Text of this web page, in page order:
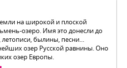
на широкой и плоской
озеро. Имя это донесли до
летописи, былины, песни…
озер Русской равнины. Оно
озер Европы.